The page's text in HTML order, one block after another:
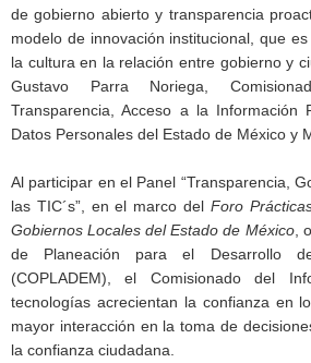
de gobierno abierto y transparencia
modelo de innovación institucional, que
la cultura en la relación entre gobierno y
Gustavo Parra Noriega,
Transparencia, Acceso a la Información
Datos Personales del Estado de México y
Al participar en el Panel “Transparencia,
las TIC´s”, en el marco del Foro
Gobiernos Locales del Estado de México,
de Planeación para el Desarrollo
(COPLADEM), el Comisionado del
tecnologías acrecientan la confianza en
mayor interacción en la toma de
la confianza ciudadana.